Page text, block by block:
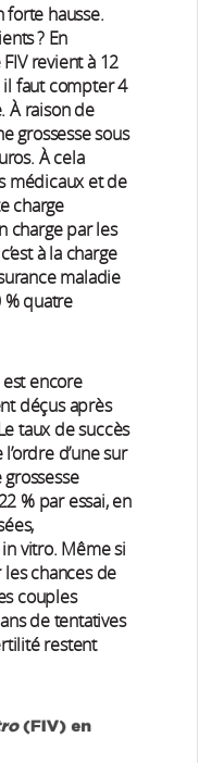
forte hausse.
? En
revient à 12
il faut compter 4
À raison de
grossesse sous
À cela
médicaux et de
charge
charge par les
à la charge
maladie
quatre
encore
déçus après
taux de succès
d’une sur
% par essai, en
vitro. Même si
chances de
couples
de tentatives
restent